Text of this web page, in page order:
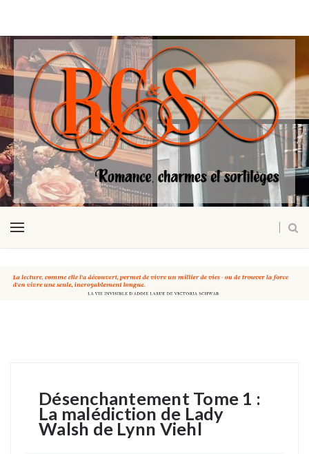
Désenchantement Tome 1 :
La malédiction de Lady
Walsh de Lynn Viehl